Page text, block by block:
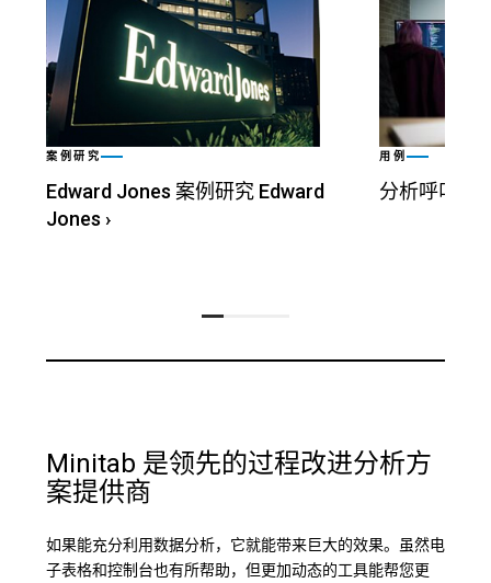
案例研究
Edward Jones 案例研究 Edward
Jones ›
用例
分析呼叫中
Minitab 是领先的过程改进分析方
案提供商
如果能充分利用数据分析，它就能带来巨大的效果。虽然电
子表格和控制台也有所帮助，但更加动态的工具能帮您更